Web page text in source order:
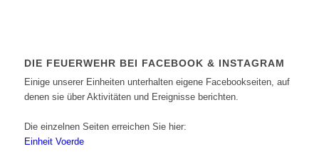
DIE FEUERWEHR BEI FACEBOOK & INSTAGRAM
Einige unserer Einheiten unterhalten eigene Facebookseiten, auf
denen sie über Aktivitäten und Ereignisse berichten.
Die einzelnen Seiten erreichen Sie hier:
Einheit Voerde